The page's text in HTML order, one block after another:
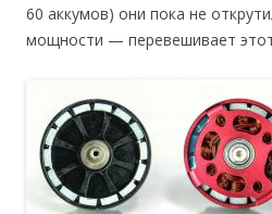
60 аккумов) они пока не
мощности — перевешивает